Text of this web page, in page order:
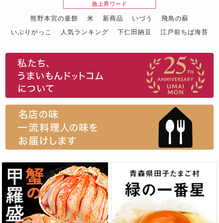
急上昇ワード
熊野本宮の釜餅 米 新商品 いづう
飛鳥の蘇
いぶりがっこ
人気ランキング 下仁田納豆
江戸前ちば海苔